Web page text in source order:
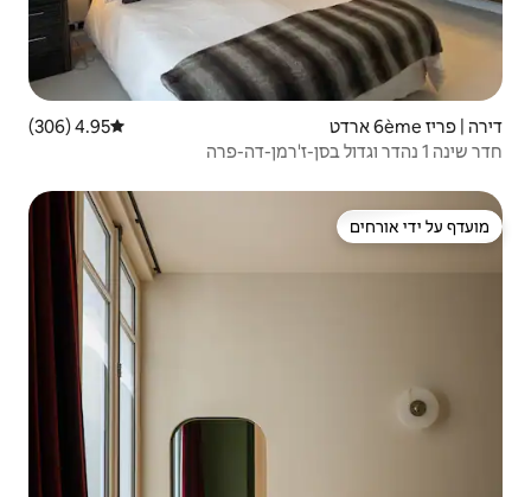
דירוג ממוצע של 4.95 מתוך 5, 306 ביקורות
4.95 (306)